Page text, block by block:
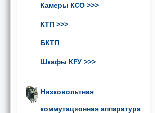
Камеры КСО >>>
КТП >>>
БКТП
Шкафы КРУ >>>
Низковольтная
коммутационная аппаратура